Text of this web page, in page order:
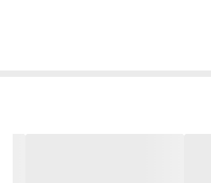
که لازم باشد آویز شود و یا تکیه داده
روز دید است و بر خلاف نمونه های دیگر